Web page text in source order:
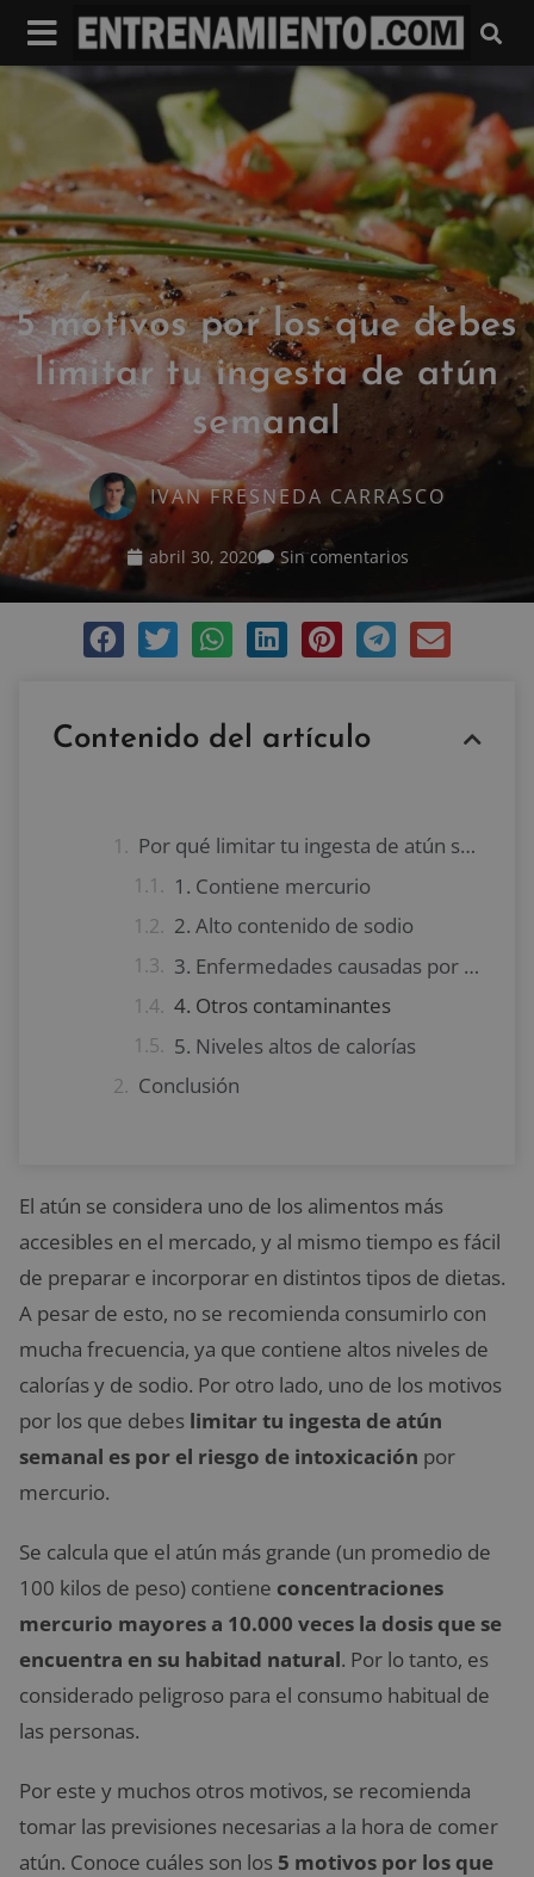
5 motivos por los que debes
limitar tu ingesta de atún
semanal
IVAN FRESNEDA CARRASCO
abril 30, 2020 Sin comentarios
Contenido del artículo
Por qué limitar tu ingesta de atún semanal
1. Contiene mercurio
2. Alto contenido de sodio
3. Enfermedades causadas por el atún
4. Otros contaminantes
5. Niveles altos de calorías
Conclusión
El atún se considera uno de los alimentos más
accesibles en el mercado, y al mismo tiempo es fácil
de preparar e incorporar en distintos tipos de dietas.
A pesar de esto, no se recomienda consumirlo con
mucha frecuencia, ya que contiene altos niveles de
calorías y de sodio. Por otro lado, uno de los motivos
por los que debes limitar tu ingesta de atún
semanal es por el riesgo de intoxicación por
mercurio.
Se calcula que el atún más grande (un promedio de
100 kilos de peso) contiene concentraciones
mercurio mayores a 10.000 veces la dosis que se
encuentra en su habitad natural. Por lo tanto, es
considerado peligroso para el consumo habitual de
las personas.
Por este y muchos otros motivos, se recomienda
tomar las previsiones necesarias a la hora de comer
atún. Conoce cuáles son los 5 motivos por los que